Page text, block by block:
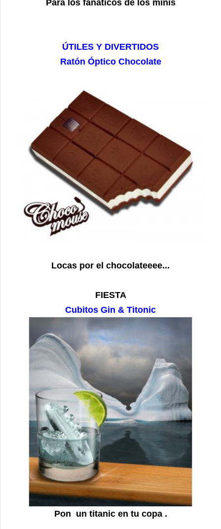
Para los fanaticos de los minis
ÚTILES Y DIVERTIDOS
Ratón Óptico Chocolate
Locas por el chocolateeee...
FIESTA
Cubitos Gin & Titonic
Pon un titanic en tu copa .